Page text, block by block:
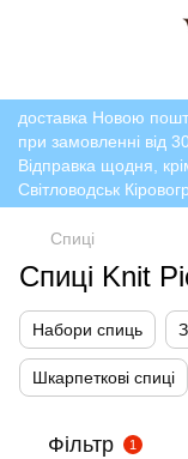
доставка Новою
при замовленні від
Відправка щодня,
Світловодськ
Спиці
Спиці Knit
Набори спиць
Шкарпеткові спиці
Фільтр 1